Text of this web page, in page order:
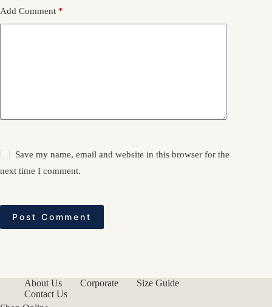
Add Comment *
Save my name, email and website in this browser for the
next time I comment.
Post Comment
About Us Corporate
Size Guide
Contact Us